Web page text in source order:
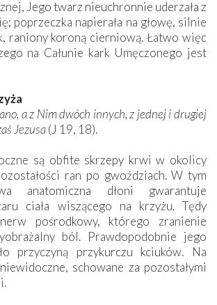
Jego twarz nieuchronnie uderzała z
poprzeczka napierała na głowę, silnie
raniony koroną cierniową. Łatwo więc
na Całunie kark Umęczonego jest
a z Nim dwóch innych, z jednej i drugiej
Jezusa(J 19, 18).
są obfite skrzepy krwi w okolicy
ran po gwoździach. W tym
anatomiczna dłoni gwarantuje
ciała wiszącego na krzyżu. Tędy
pośrodkowy, którego zranienie
ból. Prawdopodobnie jego
przyczyną przykurczu kciuków. Na
schowane za pozostałymi